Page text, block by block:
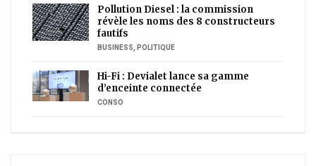
Pollution Diesel : la commission
révèle les noms des 8 constructeurs
fautifs
BUSINESS POLITIQUE
Hi-Fi : Devialet lance sa gamme
d’enceinte connectée
CONSO